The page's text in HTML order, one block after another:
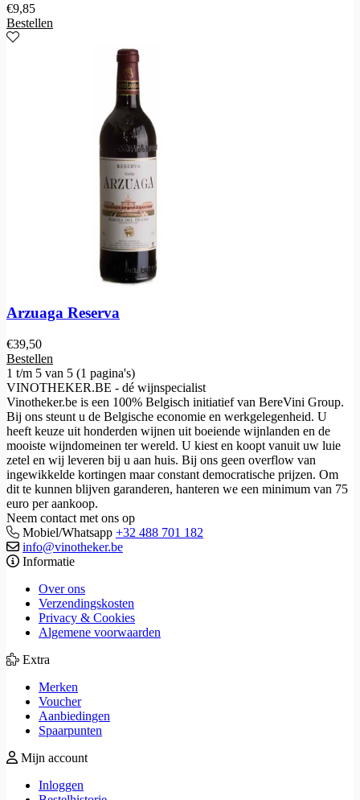
€9,85
Bestellen
Arzuaga Reserva
€39,50
Bestellen
1 t/m 5 van 5 (1 pagina's)
VINOTHEKER.BE - dé wijnspecialist
Vinotheker.be is een 100% Belgisch initiatief van BereVini Group.
Bij ons steunt u de Belgische economie en werkgelegenheid. U
heeft keuze uit honderden wijnen uit boeiende wijnlanden en de
mooiste wijndomeinen ter wereld. U kiest en koopt vanuit uw luie
zetel en wij leveren bij u aan huis. Bij ons geen overflow van
ingewikkelde kortingen maar constant democratische prijzen. Om
dit te kunnen blijven garanderen, hanteren we een minimum van 75
euro per aankoop.
Neem contact met ons op
Mobiel/Whatsapp +32 488 701 182
info@vinotheker.be
Informatie
Over ons
Verzendingskosten
Privacy & Cookies
Algemene voorwaarden
Extra
Merken
Voucher
Aanbiedingen
Spaarpunten
Mijn account
Inloggen